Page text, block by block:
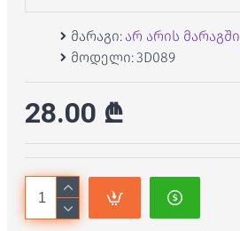
მარაგი: არ არის მარაგში
მოდელი:3D089
28.00 ₾